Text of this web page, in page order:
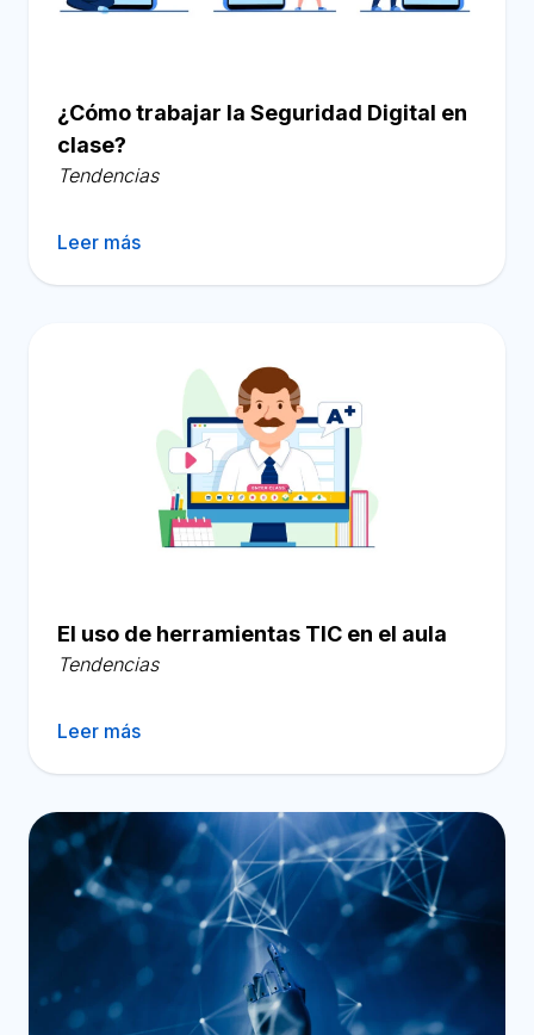
¿Cómo trabajar la Seguridad Digital en
clase?
Tendencias
Leer más
El uso de herramientas TIC en el aula
Tendencias
Leer más